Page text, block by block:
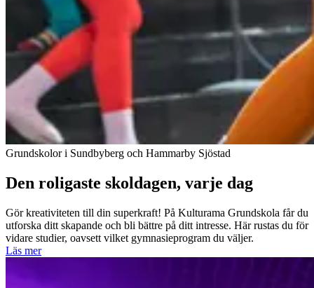
Grundskolor i Sundbyberg och Hammarby Sjöstad
Den roligaste skoldagen, varje dag
Gör kreativiteten till din superkraft! På Kulturama Grundskola får du
utforska ditt skapande och bli bättre på ditt intresse. Här rustas du för
vidare studier, oavsett vilket gymnasieprogram du väljer.
Läs mer